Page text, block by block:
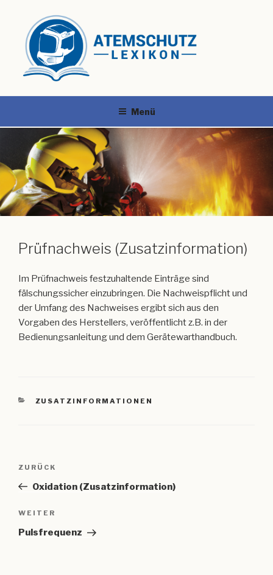
Menü
Prüfnachweis (Zusatzinformation)
Im Prüfnachweis festzuhaltende Einträge sind
fälschungssicher einzubringen. Die Nachweispflicht und
der Umfang des Nachweises ergibt sich aus den
Vorgaben des Herstellers, veröffentlicht z.B. in der
Bedienungsanleitung und dem Gerätewarthandbuch.
KATEGORIEN
ZUSATZINFORMATIONEN
Beitragsnavigation
Vorheriger
Beitrag
ZURÜCK
Oxidation (Zusatzinformation)
Nächster
Beitrag
WEITER
Pulsfrequenz